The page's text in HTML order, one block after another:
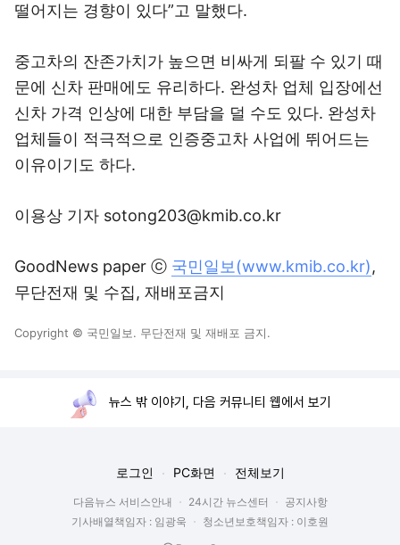
떨어지는 경향이 있다”고 말했다.
중고차의 잔존가치가 높으면 비싸게 되팔 수 있기 때
문에 신차 판매에도 유리하다. 완성차 업체 입장에선
신차 가격 인상에 대한 부담을 덜 수도 있다. 완성차
업체들이 적극적으로 인증중고차 사업에 뛰어드는
이유이기도 하다.
이용상 기자 sotong203@kmib.co.kr
GoodNews paper ⓒ 국민일보(www.kmib.co.kr),
무단전재 및 수집, 재배포금지
Copyright © 국민일보. 무단전재 및 재배포 금지.
뉴스 밖 이야기, 다음 커뮤니티 웹에서 보기
로그인 PC화면 전체보기
다음뉴스 서비스안내 24시간 뉴스센터
공지사항
기사배열책임자 : 임광욱
청소년보호책임자 : 이호원